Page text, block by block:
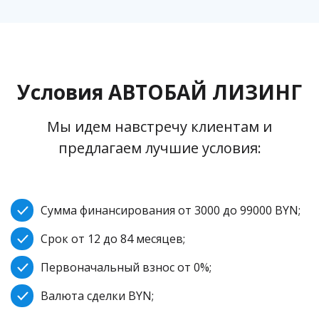
Условия АВТОБАЙ ЛИЗИНГ
Мы идем навстречу клиентам и
предлагаем лучшие условия:
Сумма финансирования от 3000 до 99000 BYN;
Срок от 12 до 84 месяцев;
Первоначальный взнос от 0%;
Валюта сделки BYN;